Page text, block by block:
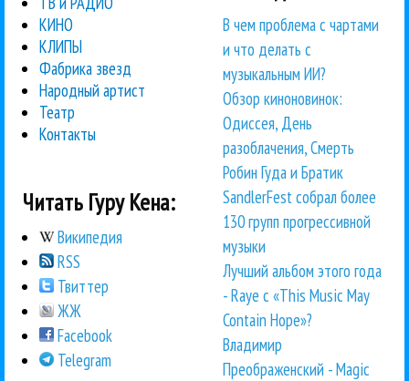
КИНО
КЛИПЫ
Фабрика звезд
Народный артист
Театр
Контакты
Читать Гуру Кена:
Википедия
RSS
Твиттер
ЖЖ
Facebook
Telegram
В чем проблема с чартами
и что делать с
музыкальным ИИ?
Обзор киноновинок:
Одиссея, День
разоблачения, Смерть
Робин Гуда и Братик
SandlerFest собрал более
130 групп прогрессивной
музыки
Лучший альбом этого года
- Raye с «This Music May
Contain Hope»?
Владимир
Преображенский - Magic